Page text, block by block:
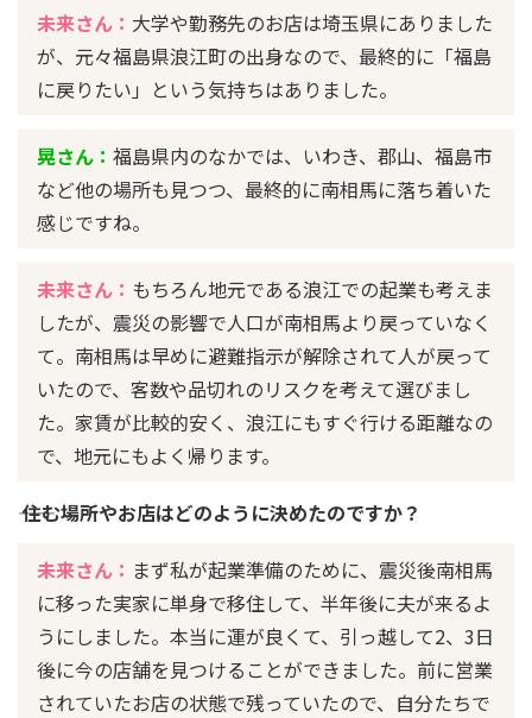
未来さん： 大学や勤務先のお店は埼玉県にありました
が、元々福島県浪江町の出身なので、最終的に「福島
に戻りたい」という気持ちはありました。
晃さん： 福島県内のなかでは、いわき、郡山、福島市
など他の場所も見つつ、最終的に南相馬に落ち着いた
感じですね。
未来さん： もちろん地元である浪江での起業も考えま
したが、震災の影響で人口が南相馬より戻っていなく
て。南相馬は早めに避難指示が解除されて人が戻って
いたので、客数や品切れのリスクを考えて選びまし
た。家賃が比較的安く、浪江にもすぐ行ける距離なの
で、地元にもよく帰ります。
―― 住む場所やお店はどのように決めたのですか？
未来さん： まず私が起業準備のために、震災後南相馬
に移った実家に単身で移住して、半年後に夫が来るよ
うにしました。本当に運が良くて、引っ越して2、3日
後に今の店舗を見つけることができました。前に営業
されていたお店の状態で残っていたので、自分たちで